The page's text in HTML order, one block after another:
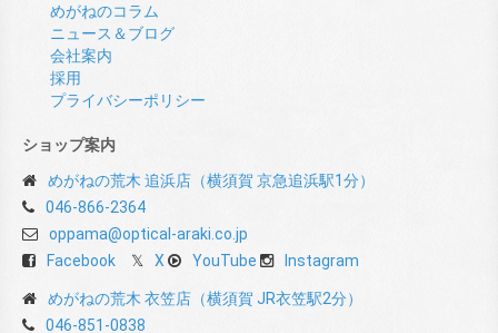
めがねのコラム
ニュース＆ブログ
会社案内
採用
プライバシーポリシー
ショップ案内
めがねの荒木 追浜店（横須賀 京急追浜駅1分）
046-866-2364
oppama@optical-araki.co.jp
Facebook
X YouTube Instagram
めがねの荒木 衣笠店（横須賀 JR衣笠駅2分）
046-851-0838